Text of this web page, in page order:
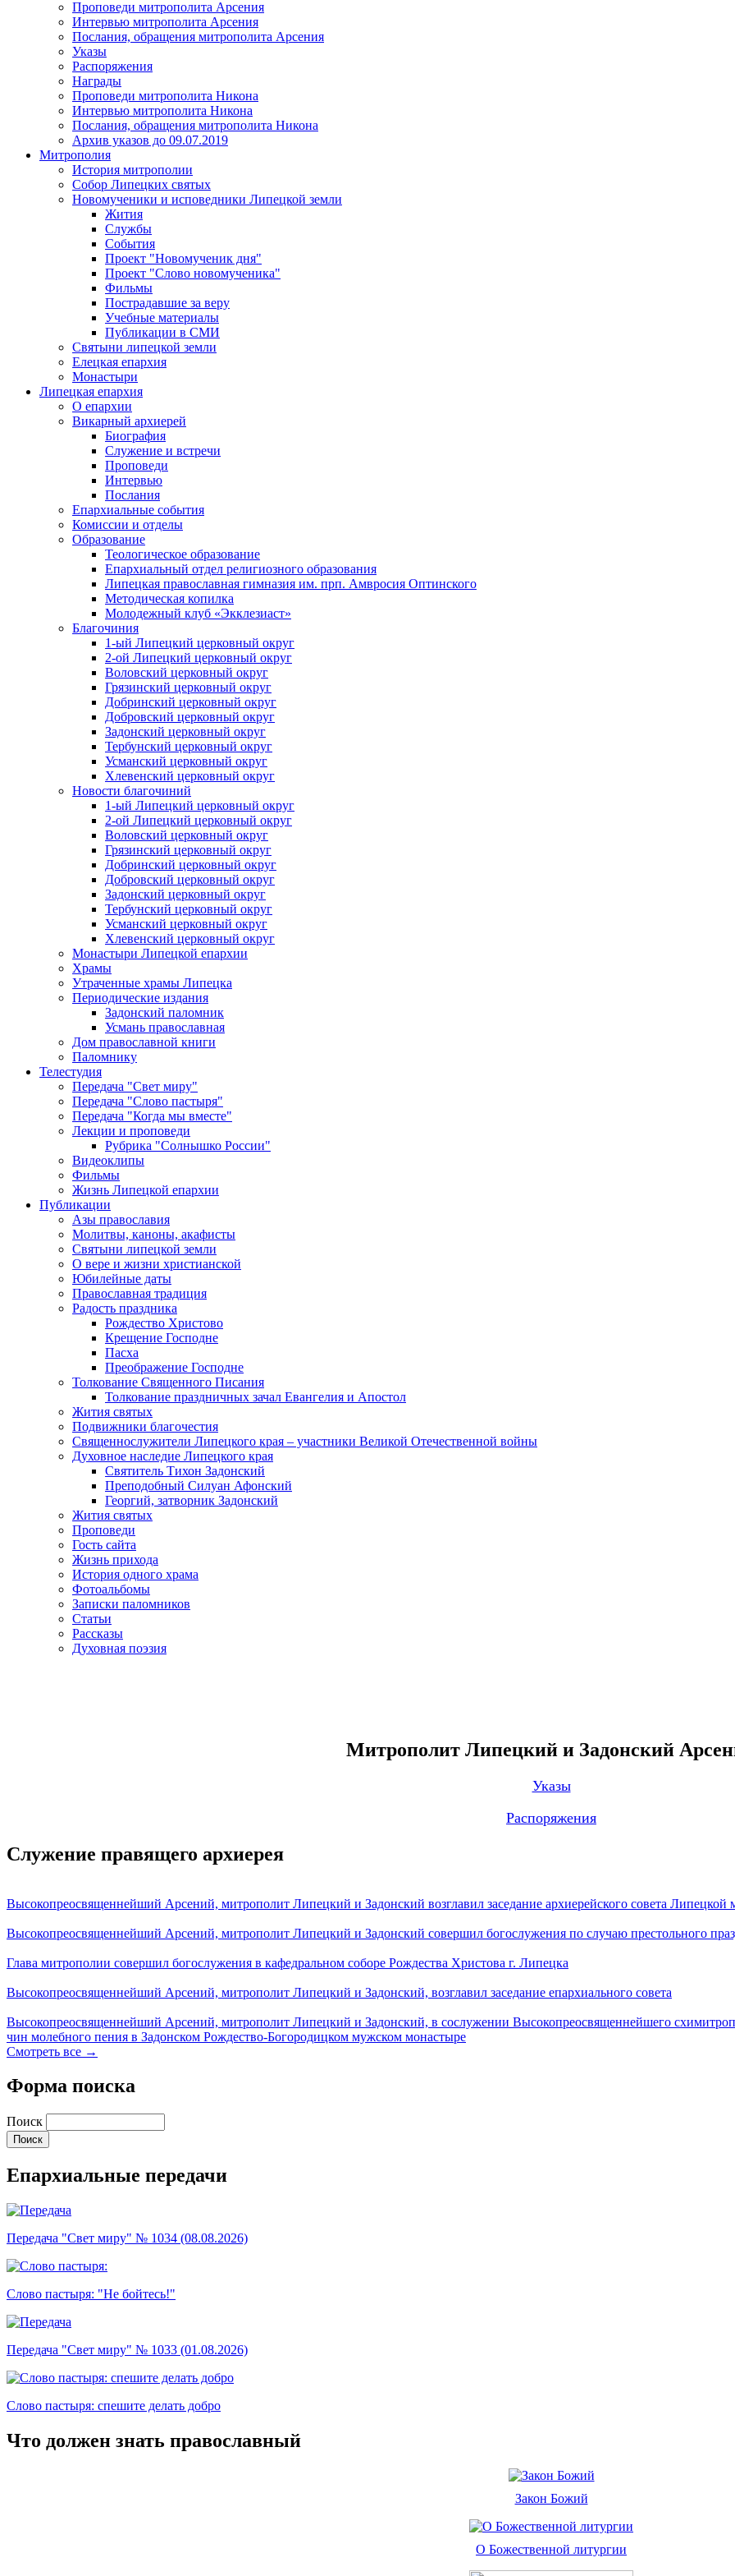
Проповеди митрополита Арсения
Интервью митрополита Арсения
Послания, обращения митрополита Арсения
Указы
Распоряжения
Награды
Проповеди митрополита Никона
Интервью митрополита Никона
Послания, обращения митрополита Никона
Архив указов до 09.07.2019
Митрополия
История митрополии
Собор Липецких святых
Новомученики и исповедники Липецкой земли
Жития
Службы
События
Проект "Новомученик дня"
Проект "Слово новомученика"
Фильмы
Пострадавшие за веру
Учебные материалы
Публикации в СМИ
Святыни липецкой земли
Елецкая епархия
Монастыри
Липецкая епархия
О епархии
Викарный архиерей
Биография
Служение и встречи
Проповеди
Интервью
Послания
Епархиальные события
Комиссии и отделы
Образование
Теологическое образование
Епархиальный отдел религиозного образования
Липецкая православная гимназия им. прп. Амвросия Оптинского
Методическая копилка
Молодежный клуб «Экклезиаст»
Благочиния
1-ый Липецкий церковный округ
2-ой Липецкий церковный округ
Воловский церковный округ
Грязинский церковный округ
Добринский церковный округ
Добровский церковный округ
Задонский церковный округ
Тербунский церковный округ
Усманский церковный округ
Хлевенский церковный округ
Новости благочиний
1-ый Липецкий церковный округ
2-ой Липецкий церковный округ
Воловский церковный округ
Грязинский церковный округ
Добринский церковный округ
Добровский церковный округ
Задонский церковный округ
Тербунский церковный округ
Усманский церковный округ
Хлевенский церковный округ
Монастыри Липецкой епархии
Храмы
Утраченные храмы Липецка
Периодические издания
Задонский паломник
Усмань православная
Дом православной книги
Паломнику
Телестудия
Передача "Свет миру"
Передача "Слово пастыря"
Передача "Когда мы вместе"
Лекции и проповеди
Рубрика "Солнышко России"
Видеоклипы
Фильмы
Жизнь Липецкой епархии
Публикации
Азы православия
Молитвы, каноны, акафисты
Святыни липецкой земли
О вере и жизни христианской
Юбилейные даты
Православная традиция
Радость праздника
Рождество Христово
Крещение Господне
Пасха
Преображение Господне
Толкование Священного Писания
Толкование праздничных зачал Евангелия и Апостол
Жития святых
Подвижники благочестия
Священнослужители Липецкого края – участники Великой Отечественной войны
Духовное наследие Липецкого края
Святитель Тихон Задонский
Преподобный Силуан Афонский
Георгий, затворник Задонский
Жития святых
Проповеди
Гость сайта
Жизнь прихода
История одного храма
Фотоальбомы
Записки паломников
Статьи
Рассказы
Духовная поэзия
Митрополит Липецкий и Задонский
Указы
Распоряжения
Служение правящего архиерея
Высокопреосвященнейший Арсений, митрополит Липецкий и Задонский возглавил заседание архиерейского совета Липецкой
Высокопреосвященнейший Арсений, митрополит Липецкий и Задонский совершил богослужения по случаю престольного
Глава митрополии совершил богослужения в кафедральном соборе Рождества Христова г. Липецка
Высокопреосвященнейший Арсений, митрополит Липецкий и Задонский, возглавил заседание епархиального совета
Высокопреосвященнейший Арсений, митрополит Липецкий и Задонский, в сослужении Высокопреосвященнейшего
чин молебного пения в Задонском Рождество-Богородицком мужском монастыре
Смотреть все →
Форма поиска
Поиск
Епархиальные передачи
Передача "Свет миру" № 1034 (08.08.2026)
Слово пастыря: "Не бойтесь!"
Передача "Свет миру" № 1033 (01.08.2026)
Слово пастыря: спешите делать добро
Что должен знать православный
Закон Божий
О Божественной литургии